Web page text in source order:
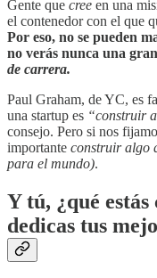
Gente que cree en una
el contenedor con el que
Por eso, no se pueden
no verás nunca una
de carrera.
Paul Graham, de YC, es
una startup es “construir
consejo. Pero si nos
importante construir algo
para el mundo).
Y tú, ¿qué
dedicas tus